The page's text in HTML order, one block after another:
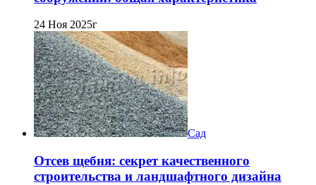
24 Ноя 2025г
Сад
Отсев щебня: секрет качественного
строительства и ландшафтного дизайна